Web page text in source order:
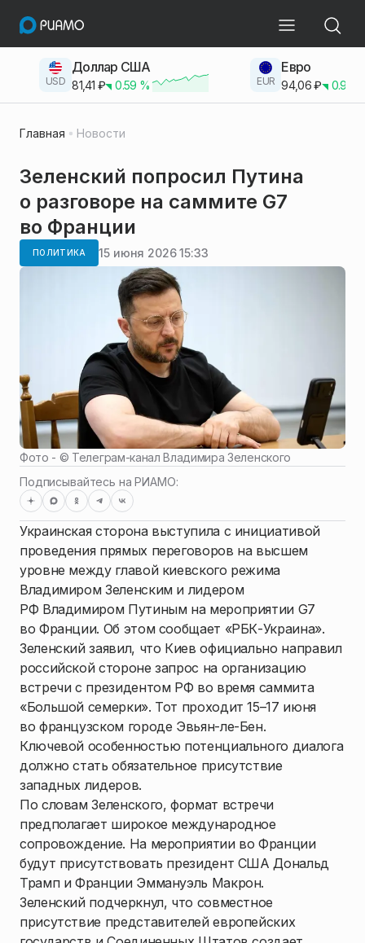
USD
Доллар США
81,41 ₽ 0.59 % EUR
Евро
94,06₽ 0.93
Главная Новости
Зеленский попросил Путина
о разговоре на саммите G7
во Франции
ПОЛИТИКА 15 июня 2026 15:33
Фото - © Телеграм-канал Владимира Зеленского
Подписывайтесь на РИАМО:
Украинская сторона выступила с инициативой
проведения прямых переговоров на высшем
уровне между главой киевского режима
Владимиром Зеленским и лидером
РФ Владимиром Путиным на мероприятии G7
во Франции. Об этом сообщает «РБК-Украина».
Зеленский заявил, что Киев официально направил
российской стороне запрос на организацию
встречи с президентом РФ во время саммита
«Большой семерки». Тот проходит 15–17 июня
во французском городе Эвьян-ле-Бен.
Ключевой особенностью потенциального диалога
должно стать обязательное присутствие
западных лидеров.
По словам Зеленского, формат встречи
предполагает широкое международное
сопровождение. На мероприятии во Франции
будут присутствовать президент США Дональд
Трамп и Франции Эммануэль Макрон.
Зеленский подчеркнул, что совместное
присутствие представителей европейских